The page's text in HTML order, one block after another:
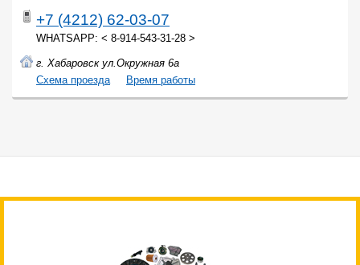
+7 (4212) 62-03-07
WHATSAPP: < 8-914-543-31-28 >
г. Хабаровск ул.Окружная 6а
Cхема проезда
Время работы